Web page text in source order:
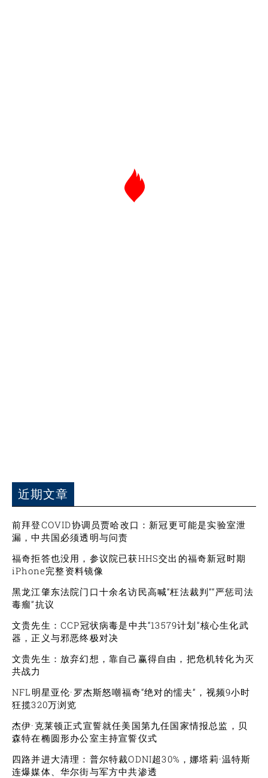
近期文章
前拜登COVID协调员贾哈改口：新冠更可能是实验室泄
漏，中共国必须透明与问责
福奇拒答也没用，参议院已获HHS交出的福奇新冠时期
iPhone完整资料镜像
黑龙江肇东法院门口十余名访民高喊“枉法裁判”“严惩司法
毒瘤”抗议
文贵先生：CCP冠状病毒是中共“13579计划”核心生化武
器，正义与邪恶终极对决
文贵先生：放弃幻想，靠自己赢得自由，把危机转化为灭
共战力
NFL明星亚伦·罗杰斯怒嘲福奇“绝对的懦夫”，视频9小时
狂揽320万浏览
杰伊·克莱顿正式宣誓就任美国第九任国家情报总监，贝
森特在椭圆形办公室主持宣誓仪式
四路并进大清理：普尔特裁ODNI超30%，娜塔莉·温特斯
连爆媒体、华尔街与军方中共渗透